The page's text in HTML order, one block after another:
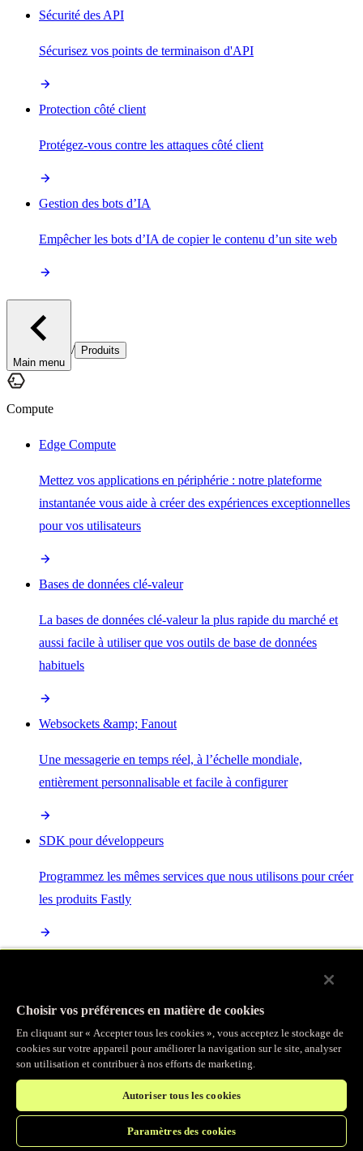
Sécurité des API
Sécurisez vos points de terminaison d'API
Protection côté client
Protégez-vous contre les attaques côté client
Gestion des bots d’IA
Empêcher les bots d’IA de copier le contenu d’un site web
Main menu
/ Produits
Compute
Edge Compute
Mettez vos applications en périphérie : notre plateforme
instantanée vous aide à créer des expériences exceptionnelles
pour vos utilisateurs
Bases de données clé-valeur
La bases de données clé-valeur la plus rapide du marché et
aussi facile à utiliser que vos outils de base de données
habituels
Websockets &amp; Fanout
Une messagerie en temps réel, à l’échelle mondiale,
entièrement personnalisable et facile à configurer
SDK pour développeurs
Programmez les mêmes services que nous utilisons pour créer
les produits Fastly
sur des normes ouvertes et intégrée à la suite complète de
produits Fastly
Accélérez vos charges de travail d’IA et gagnez en efficacité
Choisir vos préférences en matière de cookies
En cliquant sur « Accepter tous les cookies », vous acceptez le stockage de
cookies sur votre appareil pour améliorer la navigation sur le site, analyser
son utilisation et contribuer à nos efforts de marketing.
Autoriser tous les cookies
Paramètres des cookies